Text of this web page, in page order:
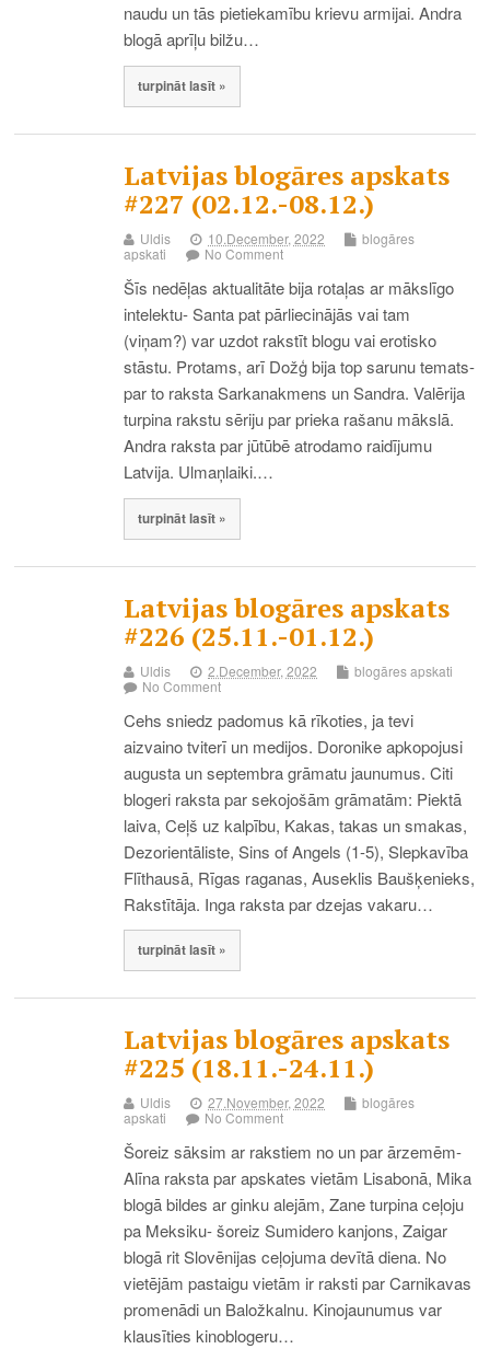
naudu un tās pietiekamību krievu armijai. Andra
blogā aprīļu bilžu…
turpināt lasīt »
Latvijas blogāres apskats
#227 (02.12.-08.12.)
Uldis 10.December, 2022
blogāres
apskati
No Comment
Šīs nedēļas aktualitāte bija rotaļas ar mākslīgo
intelektu- Santa pat pārliecinājās vai tam
(viņam?) var uzdot rakstīt blogu vai erotisko
stāstu. Protams, arī Dožģ bija top sarunu temats-
par to raksta Sarkanakmens un Sandra. Valērija
turpina rakstu sēriju par prieka rašanu mākslā.
Andra raksta par jūtūbē atrodamo raidījumu
Latvija. Ulmaņlaiki.…
turpināt lasīt »
Latvijas blogāres apskats
#226 (25.11.-01.12.)
Uldis 2.December, 2022
blogāres apskati
No Comment
Cehs sniedz padomus kā rīkoties, ja tevi
aizvaino tviterī un medijos. Doronike apkopojusi
augusta un septembra grāmatu jaunumus. Citi
blogeri raksta par sekojošām grāmatām: Piektā
laiva, Ceļš uz kalpību, Kakas, takas un smakas,
Dezorientāliste, Sins of Angels (1-5), Slepkavība
Flīthausā, Rīgas raganas, Auseklis Baušķenieks,
Rakstītāja. Inga raksta par dzejas vakaru…
turpināt lasīt »
Latvijas blogāres apskats
#225 (18.11.-24.11.)
Uldis 27.November, 2022
blogāres
apskati
No Comment
Šoreiz sāksim ar rakstiem no un par ārzemēm-
Alīna raksta par apskates vietām Lisabonā, Mika
blogā bildes ar ginku alejām, Zane turpina ceļoju
pa Meksiku- šoreiz Sumidero kanjons, Zaigar
blogā rit Slovēnijas ceļojuma devītā diena. No
vietējām pastaigu vietām ir raksti par Carnikavas
promenādi un Baložkalnu. Kinojaunumus var
klausīties kinoblogeru…